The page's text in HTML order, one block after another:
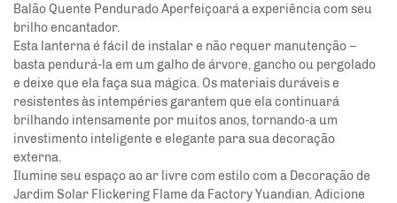
Balão Quente Pendurado Aperfeiçoará a experiência com seu
brilho encantador.
Esta lanterna é fácil de instalar e não requer manutenção –
basta pendurá-la em um galho de árvore, gancho ou pergolado
e deixe que ela faça sua mágica. Os materiais duráveis e
resistentes às intempéries garantem que ela continuará
brilhando intensamente por muitos anos, tornando-a um
investimento inteligente e elegante para sua decoração
externa.
Ilumine seu espaço ao ar livre com estilo com a Decoração de
Jardim Solar Flickering Flame da Factory Yuandian. Adicione